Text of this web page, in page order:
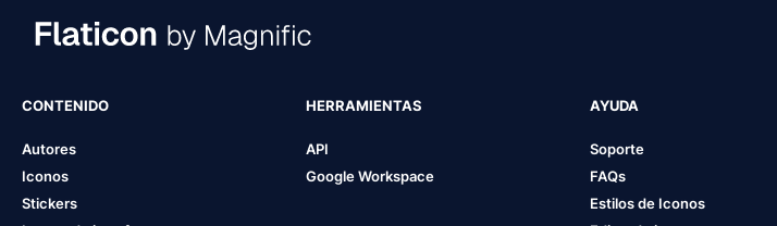
CONTENIDO
Autores
Iconos
Stickers
HERRAMIENTAS
API
Google Workspace
AYUDA
Soporte
FAQs
Estilos de Iconos